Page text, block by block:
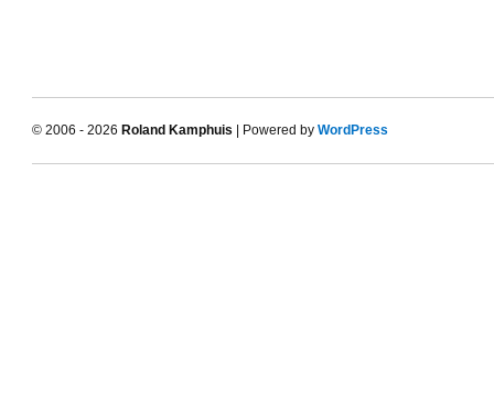
© 2006 - 2026 Roland Kamphuis | Powered by WordPress